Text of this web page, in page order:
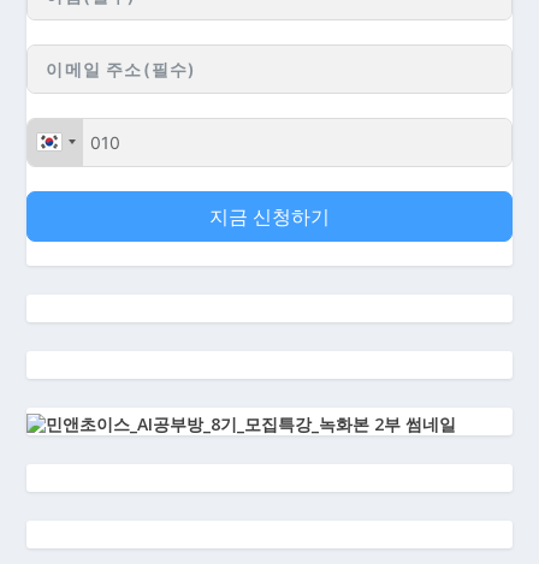
지금 신청하기